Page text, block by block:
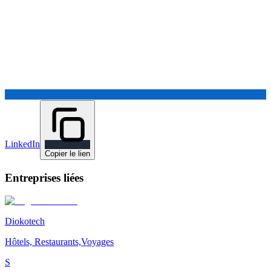
LinkedIn
Copier le lien
Entreprises liées
Diokotech
Hôtels, Restaurants,Voyages
S